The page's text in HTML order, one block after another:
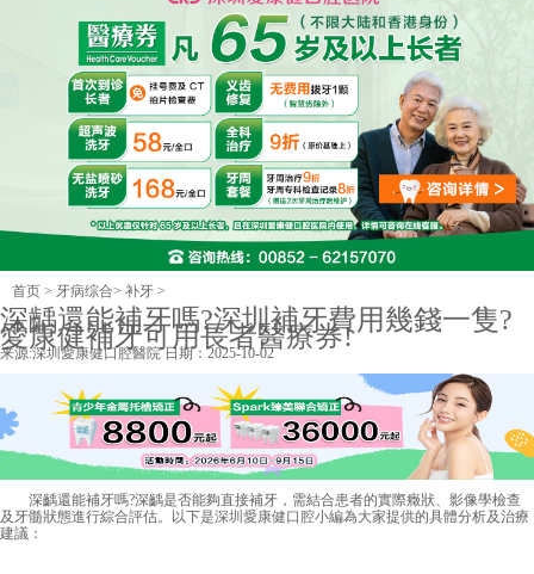
首页 > 牙病综合> 补牙 >
深齲還能補牙嗎?深圳補牙費用幾錢一隻?
愛康健補牙可用長者醫療券!
来源:深圳愛康健口腔醫院日期：2025-10-02
深齲還能補牙嗎?深齲是否能夠直接補牙，需結合患者的實際癥狀、影像學檢查
及牙髓狀態進行綜合評估。以下是深圳愛康健口腔小編為大家提供的具體分析及治療
建議：